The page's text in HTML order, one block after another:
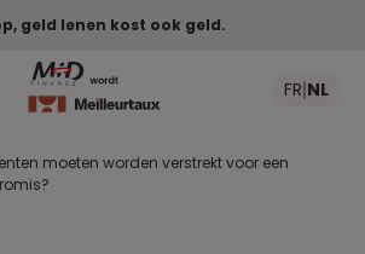
geld lenen kost ook geld.
FR NL
moeten worden verstrekt voor een